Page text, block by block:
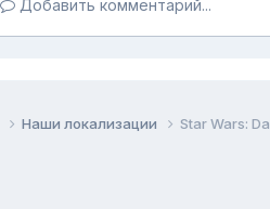
Добавить комментарий...
Наши локализации Star Wars: